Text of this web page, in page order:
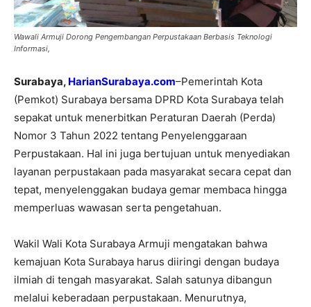
Wawali Armuji Dorong Pengembangan Perpustakaan Berbasis Teknologi
Informasi,
Surabaya, HarianSurabaya.com–Pemerintah Kota
(Pemkot) Surabaya bersama DPRD Kota Surabaya telah
sepakat untuk menerbitkan Peraturan Daerah (Perda)
Nomor 3 Tahun 2022 tentang Penyelenggaraan
Perpustakaan. Hal ini juga bertujuan untuk menyediakan
layanan perpustakaan pada masyarakat secara cepat dan
tepat, menyelenggakan budaya gemar membaca hingga
memperluas wawasan serta pengetahuan.
Wakil Wali Kota Surabaya Armuji mengatakan bahwa
kemajuan Kota Surabaya harus diiringi dengan budaya
ilmiah di tengah masyarakat. Salah satunya dibangun
melalui keberadaan perpustakaan. Menurutnya,